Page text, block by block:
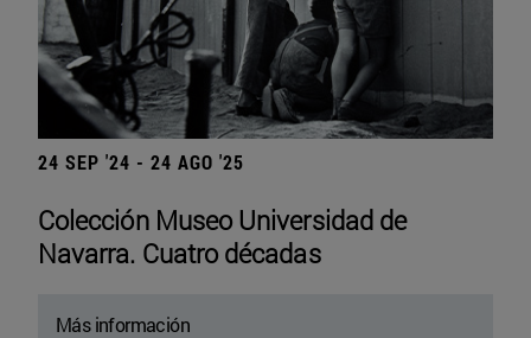
24 SEP '24 - 24 AGO '25
Colección Museo Universidad de
Navarra. Cuatro décadas
Más información